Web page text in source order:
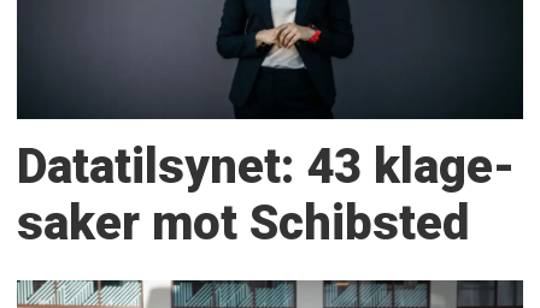
Datatilsynet: 43 klage­
saker mot Schibsted